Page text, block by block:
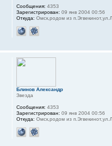
Сообщения: 4353
Зарегистрирован: 09 янв 2004 00:56
Откуда: Омск,родом из
Блинов Александр
Звезда
Сообщения: 4353
Зарегистрирован: 09 янв 2004 00:56
Откуда: Омск,родом из